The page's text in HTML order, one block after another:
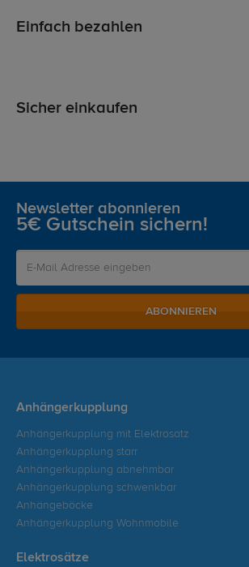
Einfach bezahlen
Sicher einkaufen
Newsletter abonnieren
5€ Gutschein sichern!
ABONNIEREN
Anhängerkupplung
Anhängerkupplung mit Elektrosatz
Anhängerkupplung starr
Anhängerkupplung abnehmbar
Anhängerkupplung schwenkbar
Anhängeböcke
Anhängerkupplung Wohnmobile
Elektrosätze